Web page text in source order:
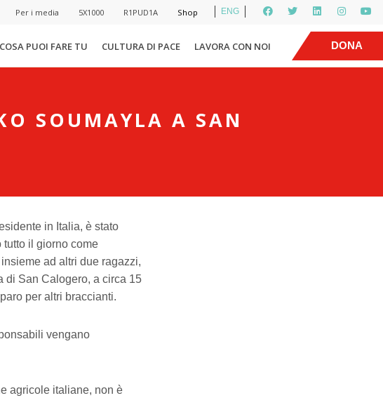
ENG
Per i media 5X1000 R1PUD1A Shop
DONA
COSA PUOI FARE TU CULTURA DI PACE LAVORA CON NOI
SOUMAYLA A SAN
in Italia, è stato
il giorno come
ad altri due ragazzi,
di San Calogero, a circa 15
per altri braccianti.
vengano
agricole italiane, non è